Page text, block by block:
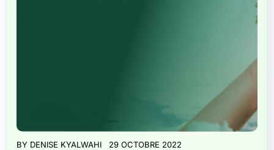
BY DENISE KYALWAHI 29 OCTOBRE 2022